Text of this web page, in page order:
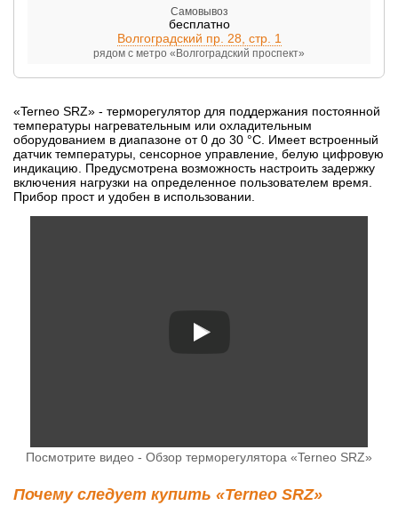
Самовывоз
бесплатно
Волгоградский пр. 28, стр. 1
рядом с метро «Волгоградский проспект»
«Terneo SRZ» - терморегулятор для поддержания постоянной
температуры нагревательным или охладительным
оборудованием в диапазоне от 0 до 30 °С. Имеет встроенный
датчик температуры, сенсорное управление, белую цифровую
индикацию. Предусмотрена возможность настроить задержку
включения нагрузки на определенное пользователем время.
Прибор прост и удобен в использовании.
Посмотрите видео - Обзор терморегулятора «Terneo SRZ»
Почему следует купить «Terneo SRZ»